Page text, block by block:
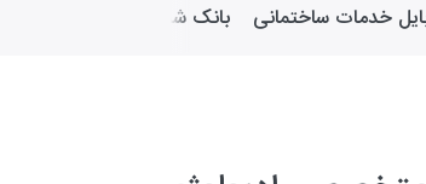
خدمات ساختمانی بانک شماره موبایل لوازم